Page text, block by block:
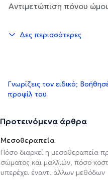
Αντιμετώπιση πόνου
Δες περισσότερες
Γνωρίζεις τον ειδικό;
προφίλ του
Προτεινόμενα άρθρα
Μεσοθεραπεία
Πόσο διαρκεί η μεσοθεραπεία
σώματος και μαλλιών, πόσο
υπερέχει έναντι άλλων μεθόδων